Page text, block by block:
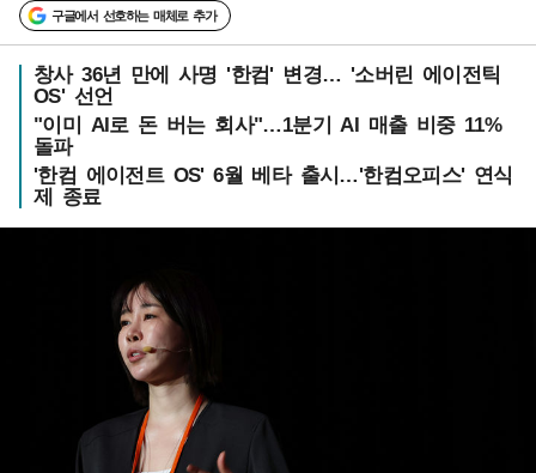
구글에서 선호하는 매체로 추가
창사 36년 만에 사명 '한컴' 변경… '소버린 에이전틱
OS' 선언
"이미 AI로 돈 버는 회사"…1분기 AI 매출 비중 11%
돌파
'한컴 에이전트 OS' 6월 베타 출시…'한컴오피스' 연식
제 종료